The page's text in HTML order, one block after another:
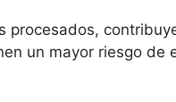
un mayor riesgo de